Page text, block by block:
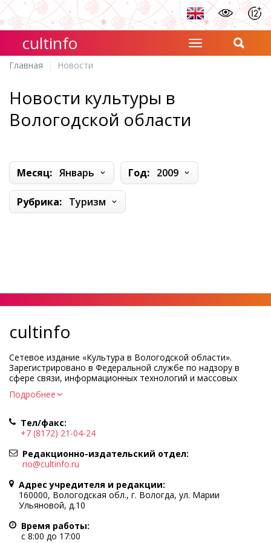
cultinfo
Главная Новости
Новости культуры в
Вологодской области
Месяц: Январь Год: 2009
Рубрика: Туризм
cultinfo
Сетевое издание «Культура в Вологодской области».
Зарегистрировано в Федеральной службе по надзору в
сфере связи, информационных технологий и массовых
коммуникаций.
Регистрационный номер и дата принятия решения о
Учредитель КУ ВО «Информационно-аналитический центр
культуры»
Адрес учредителя и редакции: 160000, Вологодская обл., г.
Вологда, ул. Марии Ульяновой, д.10
Главный редактор — Легчанова Елена Григорьевна
Политика в отношении обработки персональных данных
При полном или частичном использовании информации
портала гиперссылка на cultinfo.ru обязательна.
Редакция не несет ответственности за достоверность
Подробнее
Тел/факс:
+7 (8172) 21-04-24
Редакционно-издательский отдел:
rio@cultinfo.ru
Адрес учредителя и редакции:
160000, Вологодская обл., г. Вологда, ул. Марии
Ульяновой, д.10
Время работы:
с 8:00 до 17:00